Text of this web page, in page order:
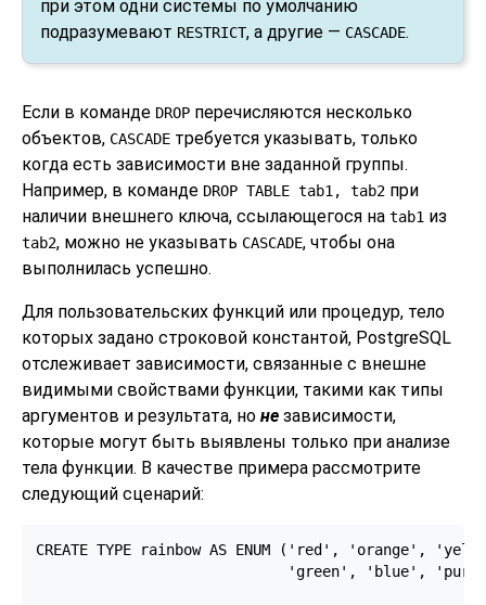
при этом одни системы по умолчанию
подразумевают RESTRICT, а другие — CASCADE.
Если в команде DROP перечисляются несколько
объектов, CASCADE требуется указывать, только
когда есть зависимости вне заданной группы.
Например, в команде DROP TABLE tab1, tab2 при
наличии внешнего ключа, ссылающегося на tab1 из
tab2, можно не указывать CASCADE, чтобы она
выполнилась успешно.
Для пользовательских функций или процедур, тело
которых задано строковой константой, PostgreSQL
отслеживает зависимости, связанные с внешне
видимыми свойствами функции, такими как типы
аргументов и результата, но не зависимости,
которые могут быть выявлены только при анализе
тела функции. В качестве примера рассмотрите
следующий сценарий:
CREATE TYPE rainbow AS ENUM ('red', 'orange',
'green', 'blue',